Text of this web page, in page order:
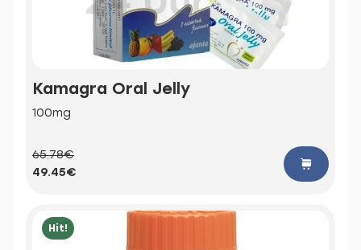
Kamagra Oral Jelly
100mg
65.78€
49.45€
Hit!